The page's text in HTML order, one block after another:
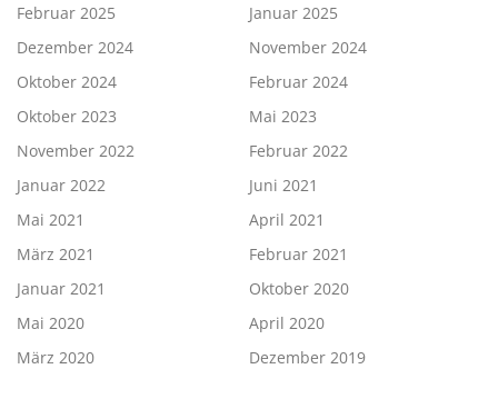
Februar 2025
Januar 2025
Dezember 2024
November 2024
Oktober 2024
Februar 2024
Oktober 2023
Mai 2023
November 2022
Februar 2022
Januar 2022
Juni 2021
Mai 2021
April 2021
März 2021
Februar 2021
Januar 2021
Oktober 2020
Mai 2020
April 2020
März 2020
Dezember 2019